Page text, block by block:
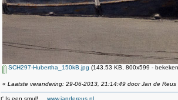
SCH297-Hubertha_150kB.jpg (143.53 KB, 800x599 -
« Laatste verandering: 29-06-2013, 21:14:49 door Jan de Reus
t' Is een smul! www.jandereus.nl